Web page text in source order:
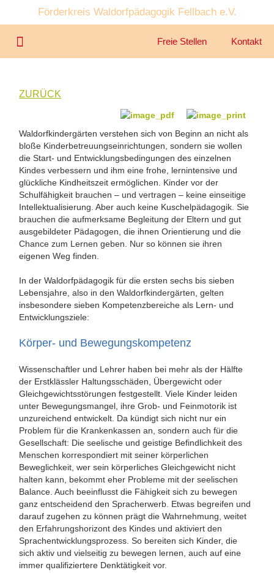
Förderkreis Waldorfpädagogik Fellbach e.V.
Freie Stellen Kontakt
ZURÜCK
Waldorfkindergärten verstehen sich von Beginn an nicht als
bloße Kinderbetreuungseinrichtungen, sondern sie wollen
die Start- und Entwicklungsbedingungen des einzelnen
Kindes verbessern und ihm eine frohe, lernintensive und
glückliche Kindheitszeit ermöglichen. Kinder vor der
Schulfähigkeit brauchen – und vertragen – keine einseitige
Intellektualisierung. Aber auch keine Kuschelpädagogik. Sie
brauchen die aufmerksame Begleitung der Eltern und gut
ausgebildeter Pädagogen, die ihnen Orientierung und die
Chance zum Lernen geben. Nur so können sie ihren
eigenen Weg finden.
In der Waldorfpädagogik für die ersten sechs bis sieben
Lebensjahre, also in den Waldorfkindergärten, gelten
insbesondere sieben Kompetenzbereiche als Lern- und
Entwicklungsziele:
Körper- und Bewegungskompetenz
Wissenschaftler und Lehrer haben bei mehr als der Hälfte
der Erstklässler Haltungsschäden, Übergewicht oder
Gleichgewichtsstörungen festgestellt. Viele Kinder leiden
unter Bewegungsmangel, ihre Grob- und Feinmotorik ist
unzureichend entwickelt. Da kündigt sich nicht nur ein
Problem für die Krankenkassen an, sondern auch für die
Gesellschaft: Die seelische und geistige Befindlichkeit des
Menschen korrespondiert mit seiner körperlichen
Beweglichkeit, wer sein körperliches Gleichgewicht nicht
halten kann, bekommt eher Probleme mit der seelischen
Balance. Auch beeinflusst die Fähigkeit sich zu bewegen
ganz entscheidend den Spracherwerb. Etwas begreifen und
darauf zugehen zu können prägt die Wahrnehmung, weitet
den Erfahrungshorizont des Kindes und aktiviert den
Sprachentwicklungsprozess. So bereiten sich Kinder, die
sich aktiv und vielseitig zu bewegen lernen, auch auf eine
immer qualifiziertere Denktätigkeit vor.